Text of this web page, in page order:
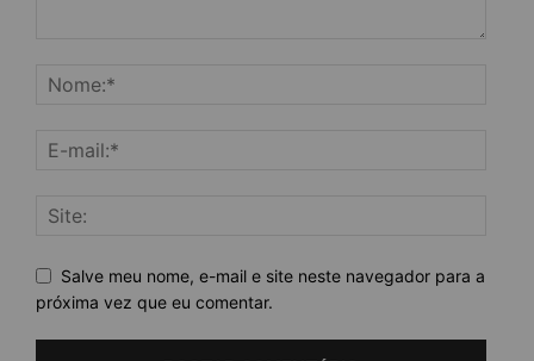
Salve meu nome, e-mail e site neste navegador para a
próxima vez que eu comentar.